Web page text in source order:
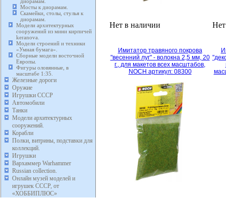
Мосты к диорамам.
Скамейки, столы, стулья к
диорамам.
Модели архитектурных
сооружений из мини кирпичей
keranova.
Модели строений и техники
«Умная бумага».
Сборные модели восточной
Европы.
Фигуры оловянные, в
масштабе 1:35.
Железные дороги
Оружие
Игрушки СССР
Автомобили
Танки
Модели архитектурных
сооружений.
Корабли
Полки, витрины, подставки для
коллекций.
Игрушки
Вархаммер Warhammer
Russian collection.
Онлайн музей моделей и
игрушек СССР, от
«ХОББИПЛЮС»
Нет в наличии
Имитатор травяного покрова
"весенний луг" - волокна 2,5 мм, 20
г., для макетов всех масштабов,
NOCH артикул: 08300